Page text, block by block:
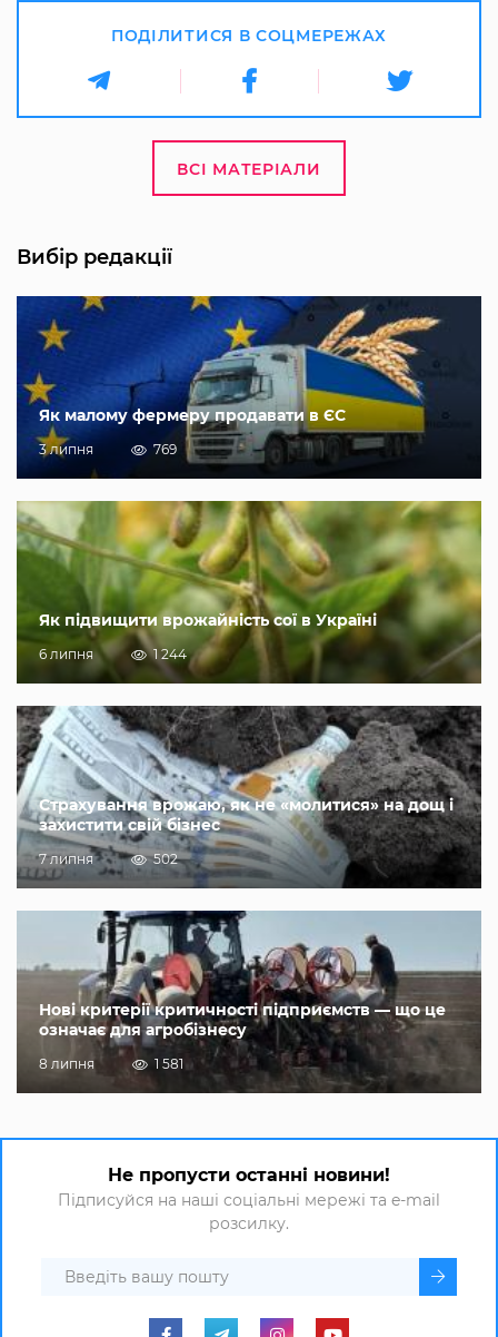
ПОДІЛИТИСЯ В СОЦМЕРЕЖАХ
ВСІ МАТЕРІАЛИ
Вибір редакції
Як малому фермеру продавати в ЄС
3 липня 769
Як підвищити врожайність сої в Україні
6 липня 1 244
Страхування врожаю, як не «молитися» на дощ і
захистити свій бізнес
7 липня 502
Нові критерії критичності підприємств — що це
означає для агробізнесу
8 липня 1 581
Не пропусти останні новини!
Підписуйся на наші соціальні мережі та e-mail
розсилку.